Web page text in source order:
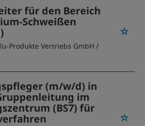
für den Bereich
Schweißen
Produkte Vertriebs GmbH /
(m/w/d) in
im
(BS7) für